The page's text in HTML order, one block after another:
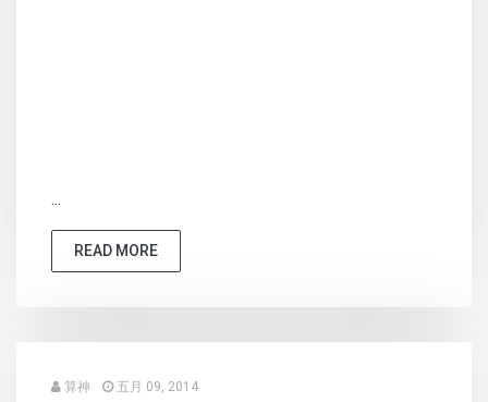
...
READ MORE
算神 五月 09, 2014